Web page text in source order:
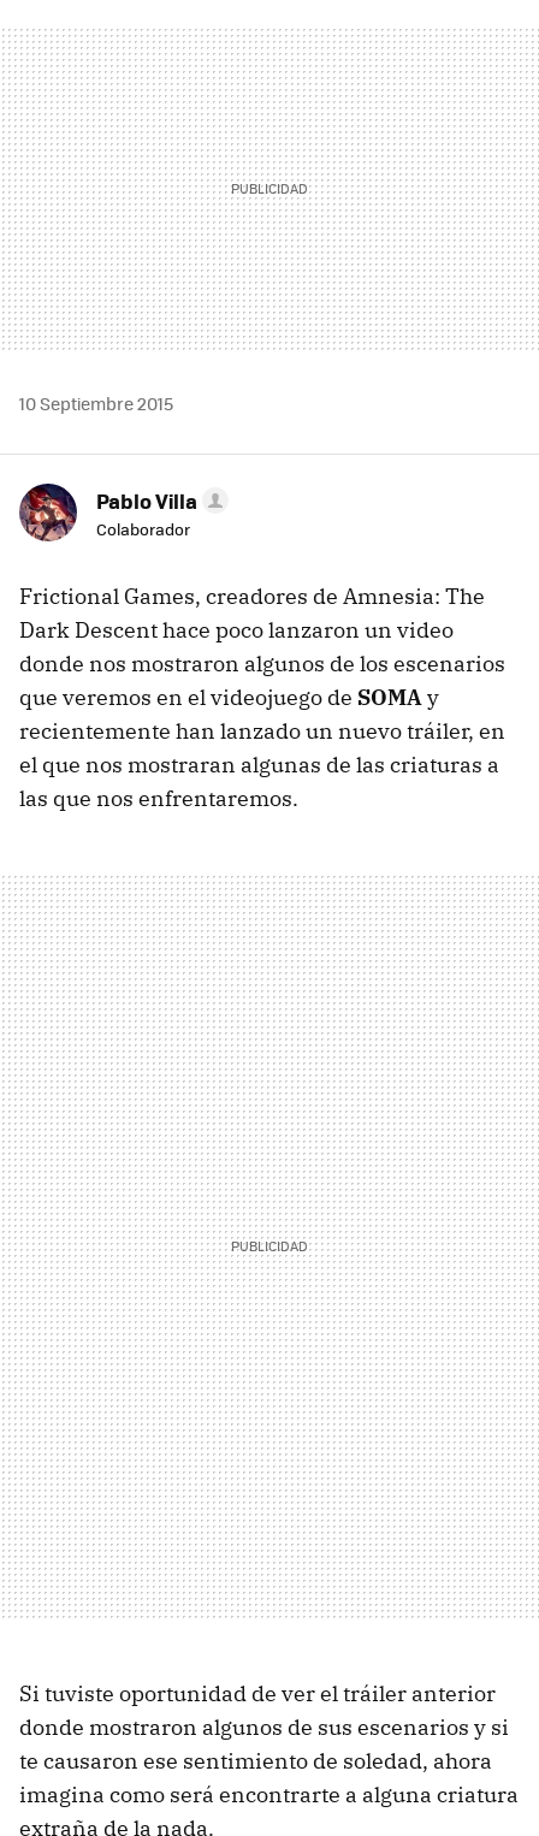
MAIL
10 Septiembre 2015
Pablo Villa
Colaborador
Frictional Games, creadores de Amnesia: The
Dark Descent hace poco lanzaron un video
donde nos mostraron algunos de los escenarios
que veremos en el videojuego de SOMAy
recientemente han lanzado un nuevo tráiler, en
el que nos mostraran algunas de las criaturas a
las que nos enfrentaremos.
Si tuviste oportunidad de ver el tráiler anterior
donde mostraron algunos de sus escenarios y si
te causaron ese sentimiento de soledad, ahora
imagina como será encontrarte a alguna criatura
extraña de la nada.